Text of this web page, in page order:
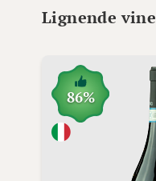
Lignende vine
86%